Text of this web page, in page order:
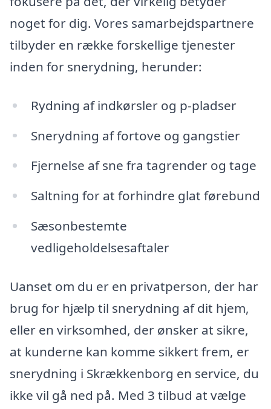
noget for dig. Vores samarbejdspartnere
tilbyder en række forskellige tjenester
inden for snerydning, herunder:
Rydning af indkørsler og p-pladser
Snerydning af fortove og gangstier
Fjernelse af sne fra tagrender og tage
Saltning for at forhindre glat førebund
Sæsonbestemte
vedligeholdelsesaftaler
Uanset om du er en privatperson, der har
brug for hjælp til snerydning af dit hjem,
eller en virksomhed, der ønsker at sikre,
at kunderne kan komme sikkert frem, er
snerydning i Skrækkenborg en service, du
ikke vil gå ned på. Med 3 tilbud at vælge